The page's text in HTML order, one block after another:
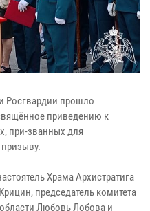
Росгвардии прошло
приведению к
при-званных для
Храма Архистратига
председатель комитета
Любовь Лобова и